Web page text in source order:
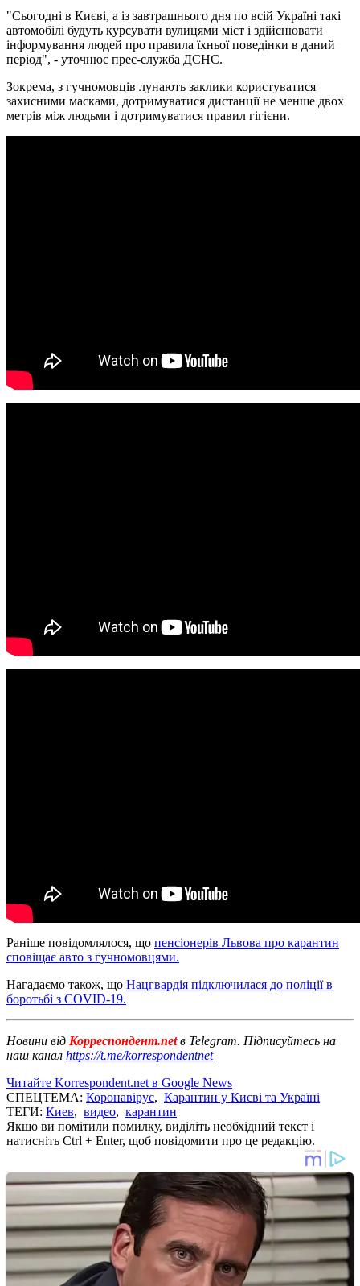
"Сьогодні в Києві, а із завтрашнього дня по всій Україні такі
автомобілі будуть курсувати вулицями міст і здійснювати
інформування людей про правила їхньої поведінки в даний
період", - уточнює прес-служба ДСНС.
Зокрема, з гучномовців лунають заклики користуватися
захисними масками, дотримуватися дистанції не менше двох
метрів між людьми і дотримуватися правил гігієни.
Раніше повідомлялося, що пенсіонерів Львова про карантин
сповіщає авто з гучномовцями.
Нагадаємо також, що Нацгвардія підключилася до поліції в
боротьбі з COVID-19.
Новини від Корреспондент.netв Telegram. Підписуйтесь на
наш канал https://t.me/korrespondentnet
Читайте Korrespondent.net в Google News
СПЕЦТЕМА: Коронавірус, Карантин у Києві та Україні
ТЕГИ: Киев, видео, карантин
Якщо ви помітили помилку, виділіть необхідний текст і
натисніть Ctrl + Enter, щоб повідомити про це редакцію.